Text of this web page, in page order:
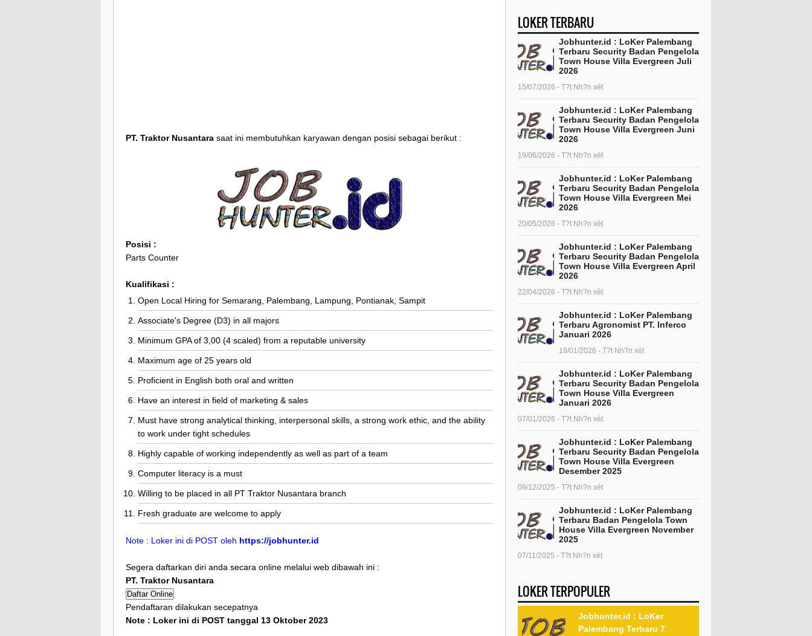
PT. Traktor Nusantara saat ini membutuhkan karyawan dengan posisi sebagai berikut :
Posisi :
Parts Counter
Kualifikasi :
Open Local Hiring for Semarang, Palembang, Lampung, Pontianak, Sampit
Associate's Degree (D3) in all majors
Minimum GPA of 3,00 (4 scaled) from a reputable university
Maximum age of 25 years old
Proficient in English both oral and written
Have an interest in field of marketing & sales
Must have strong analytical thinking, interpersonal skills, a strong work ethic, and the ability
to work under tight schedules
Highly capable of working independently as well as part of a team
Computer literacy is a must
Willing to be placed in all PT Traktor Nusantara branch
Fresh graduate are welcome to apply
Note : Loker ini di POST oleh https://jobhunter.id
Segera daftarkan diri anda secara online melalui web dibawah ini :
PT. Traktor Nusantara
Daftar Online
Pendaftaran dilakukan secepatnya
Note : Loker ini di POST tanggal 13 Oktober 2023
LOKER TERBARU
Jobhunter.id : LoKer Palembang
Terbaru Security Badan Pengelola
Town House Villa Evergreen Juli
2026
15/07/2026 - T?t Nh?n xét
Jobhunter.id : LoKer Palembang
Terbaru Security Badan Pengelola
Town House Villa Evergreen Juni
2026
19/06/2026 - T?t Nh?n xét
Jobhunter.id : LoKer Palembang
Terbaru Security Badan Pengelola
Town House Villa Evergreen Mei
2026
20/05/2026 - T?t Nh?n xét
Jobhunter.id : LoKer Palembang
Terbaru Security Badan Pengelola
Town House Villa Evergreen April
2026
22/04/2026 - T?t Nh?n xét
Jobhunter.id : LoKer Palembang
Terbaru Agronomist PT. Inferco
Januari 2026
19/01/2026 - T?t Nh?n xét
Jobhunter.id : LoKer Palembang
Terbaru Security Badan Pengelola
Town House Villa Evergreen
Januari 2026
07/01/2026 - T?t Nh?n xét
Jobhunter.id : LoKer Palembang
Terbaru Security Badan Pengelola
Town House Villa Evergreen
Desember 2025
09/12/2025 - T?t Nh?n xét
Jobhunter.id : LoKer Palembang
Terbaru Badan Pengelola Town
House Villa Evergreen November
2025
07/11/2025 - T?t Nh?n xét
LOKER TERPOPULER
Jobhunter.id : LoKer
Palembang Terbaru 7